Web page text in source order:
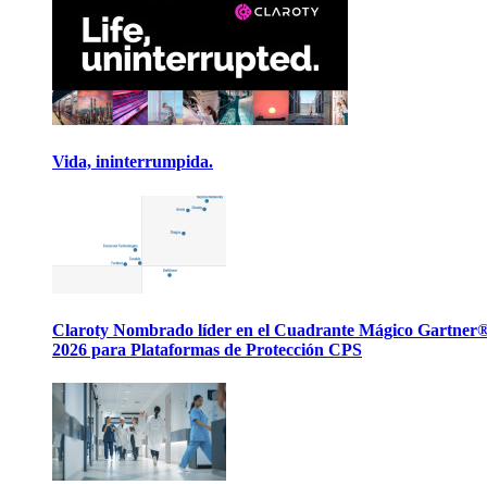
Vida, ininterrumpida.
Claroty Nombrado líder en el Cuadrante Mágico
2026 para Plataformas de Protección CPS